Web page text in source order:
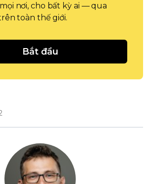
nơi, cho bất kỳ ai — qua
toàn thế giới.
Bắt đầu